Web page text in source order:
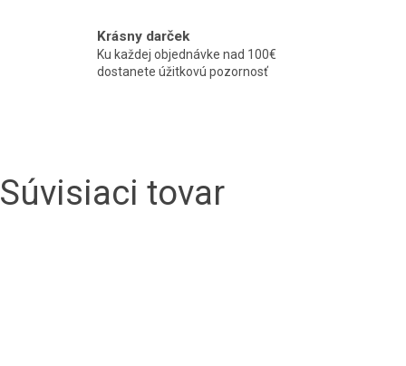
Krásny darček
Ku každej objednávke nad 100€
dostanete úžitkovú pozornosť
Súvisiaci tovar